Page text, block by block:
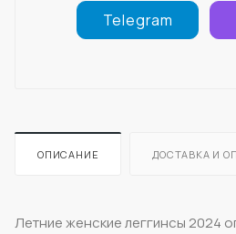
Telegram
ОПИСАНИЕ ДОСТАВКА И
Летние женские леггинсы 2024